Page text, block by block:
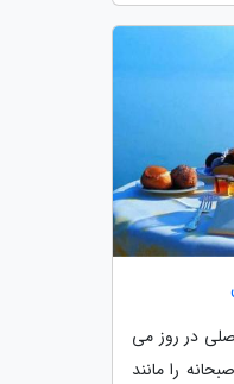
در روز می
را مانند